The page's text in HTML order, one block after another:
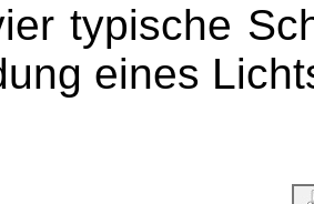
typische
eines